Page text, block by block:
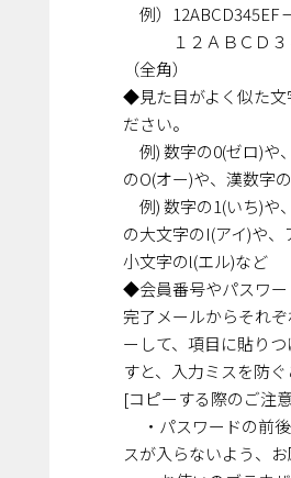
例）12ABCD345EF
１２ＡＢＣＤ３
（全角）
◆見た目がよく似た文
ださい。
例) 数字の0(ゼロ)や
のO(オー)や、漢数字
例) 数字の1(いち)や
の大文字のI(アイ)や
小文字のl(エル)など
◆会員番号やパスワ
完了メールからそれ
ーして、項目に貼り
すと、入力ミスを防ぐ
[コピーする際のご注
・パスワードの前
スが入らないよう、お